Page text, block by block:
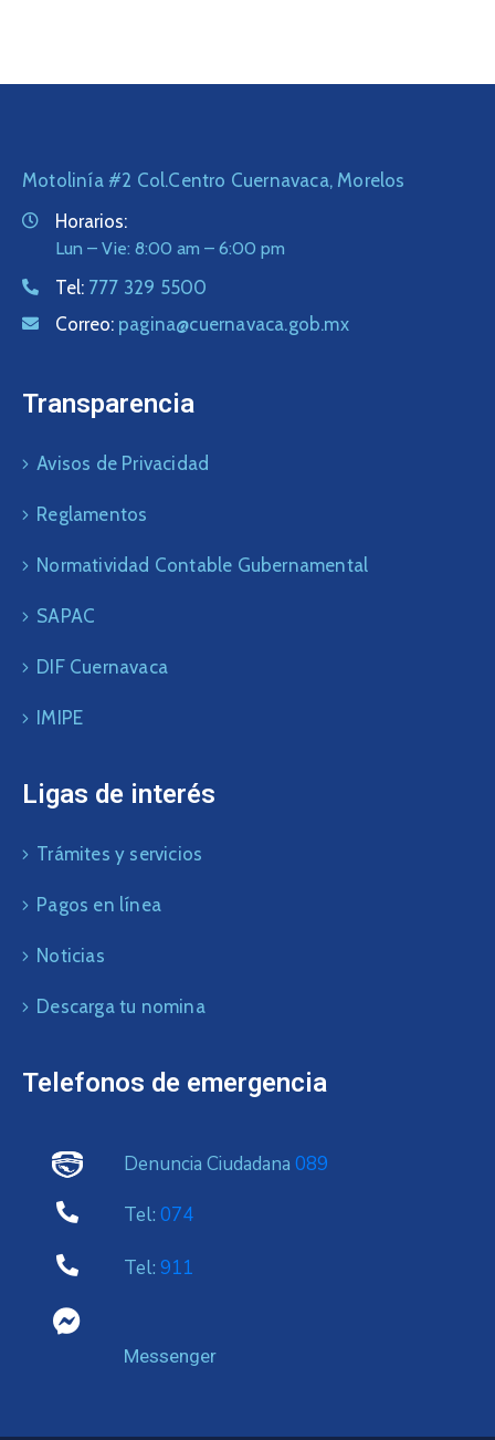
Motolinía #2 Col.Centro Cuernavaca, Morelos
Horarios:
Lun – Vie: 8:00 am – 6:00 pm
Tel: 777 329 5500
Correo: pagina@cuernavaca.gob.mx
Transparencia
Avisos de Privacidad
Reglamentos
Normatividad Contable Gubernamental
SAPAC
DIF Cuernavaca
IMIPE
Ligas de interés
Trámites y servicios
Pagos en línea
Noticias
Descarga tu nomina
Telefonos de emergencia
Denuncia Ciudadana 089
Tel: 074
Tel: 911
Messenger